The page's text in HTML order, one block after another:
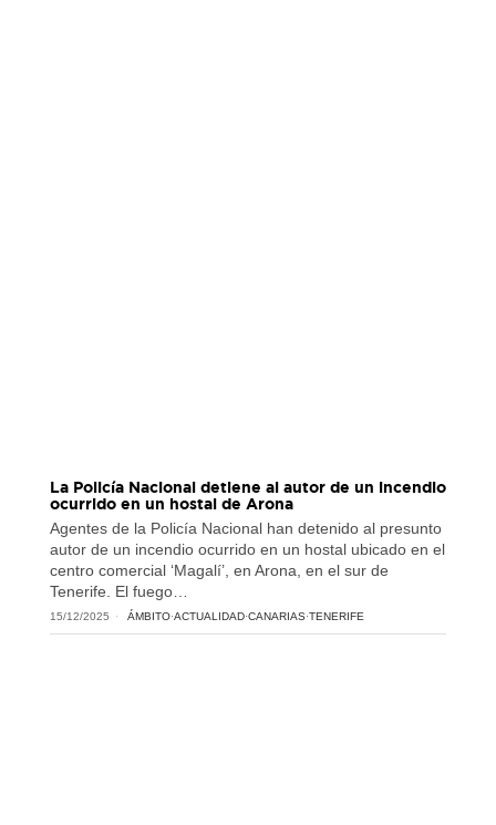
La Policía Nacional detiene al autor de un incendio
ocurrido en un hostal de Arona
Agentes de la Policía Nacional han detenido al presunto
autor de un incendio ocurrido en un hostal ubicado en el
centro comercial ‘Magalí’, en Arona, en el sur de
Tenerife. El fuego…
15/12/2025 ÁMBITO·ACTUALIDAD·CANARIAS·TENERIFE